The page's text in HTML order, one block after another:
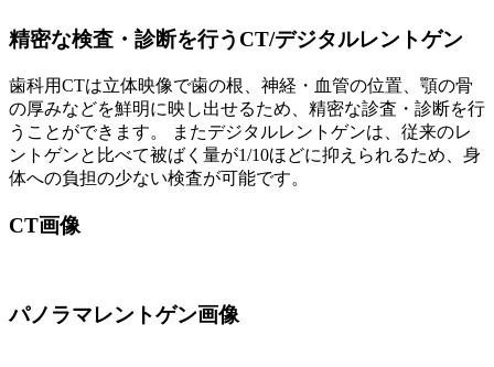
精密な検査・診断を行うCT/デジタルレントゲン
歯科用CTは立体映像で歯の根、神経・血管の位置、顎の骨
の厚みなどを鮮明に映し出せるため、精密な診査・診断を行
うことができます。 またデジタルレントゲンは、従来のレ
ントゲンと比べて被ばく量が1/10ほどに抑えられるため、身
体への負担の少ない検査が可能です。
CT画像
パノラマレントゲン画像